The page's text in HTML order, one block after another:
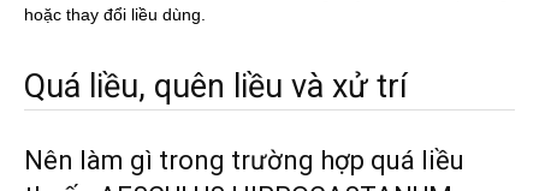
hoặc thay đổi liều dùng.
Quá liều, quên liều và xử trí
Nên làm gì trong trường hợp quá liều